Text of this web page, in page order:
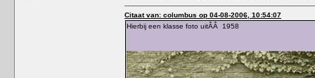
Citaat van: columbus op 04-08-2006, 10:54:07
Hierbij een klasse foto uitÂÂ 1958